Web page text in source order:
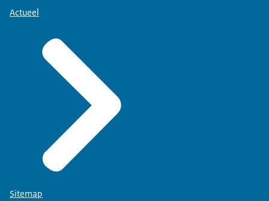
Actueel
Sitemap